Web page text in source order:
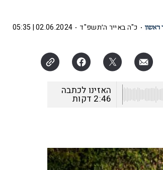
כ"ה באייר ה׳תשפ"ד 02.06.2024 | 05:35
האזינו לכתבה
2:46 דקות